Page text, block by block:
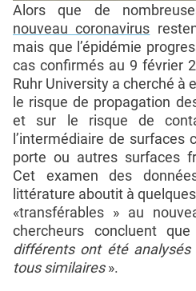
Alors que de
nouveau coronavirus
mais que l’épidémie
cas confirmés au 9 février
Ruhr University a cherché à
le risque de propagation
et sur le risque de
l’intermédiaire de surfaces
porte ou autres surfaces
Cet examen des
littérature aboutit à
«transférables » au
chercheurs concluent
différents ont été
tous similaires».